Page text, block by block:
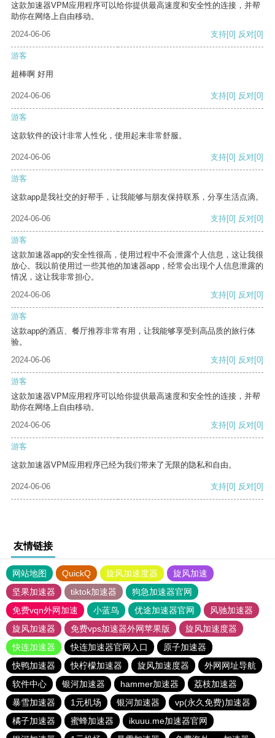
这款加速器VPM应用程序可以给你提供最高速度和安全性的连接，并帮
助你在网络上自由移动。
2024-06-06
支持[0] 反对[0]
游客
超棒啊 好用
2024-06-06 支持[0] 反对[0]
游客
这款软件的设计非常人性化，使用起来非常舒服。
2024-06-06 支持[0] 反对[0]
游客
这款app是我社交的好帮手，让我能够与朋友保持联系，分享生活点滴。
2024-06-06 支持[0] 反对[0]
游客
这款加速器app的安全性很高，使用过程中不会泄露个人信息，这让我很
放心。我以前使用过一些其他的加速器app，经常会出现个人信息泄露的
情况，这让我非常担心。
2024-06-06
支持[0] 反对[0]
游客
这款app的酒店、餐厅推荐非常有用，让我能够享受到高品质的旅行体
验。
2024-06-06
支持[0] 反对[0]
游客
这款加速器VPM应用程序可以给你提供最高速度和安全性的连接，并帮
助你在网络上自由移动。
2024-06-06
支持[0] 反对[0]
游客
这款加速器VPM应用程序已经为我们带来了无限的隐私和自由。
2024-06-06 支持[0] 反对[0]
友情链接
网站地图 QuickQ 旋风加速度器
旋风加速
坚果加速器
tiktok加速器
狗急加速器官网
免费vqn外网加速
小蓝鸟 优途加速器官网
风驰加速器
旋风加速器
免费vps加速器外网苹果版
旋风加速度器
快连加速器
快连加速器官网入口
原子加速器
快鸭加速器
快柠檬加速器 旋风加速度器
外网网址导航
软件中心
银河加速器 hammer加速器
荔枝加速器
暴雪加速器
1元机场 银河加速器
vp(永久免费)加速器
橘子加速器
蜜蜂加速器
ikuuu.me加速器官网